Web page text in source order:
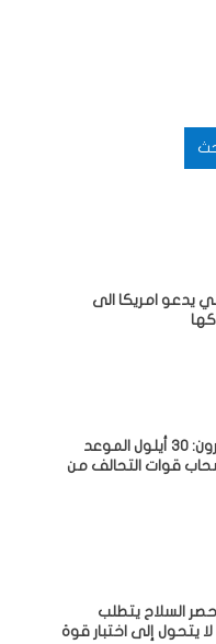
يدعو امريكا الى
الزيدي لماكرون: 30 أيلول الموعد
قوات التحالف من
حصر السلاح يتطلب
يتحول إلى اختبار قوة